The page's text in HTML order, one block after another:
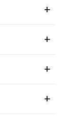
+
+
+
+